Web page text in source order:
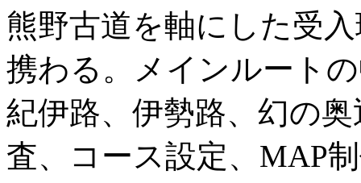
熊野古道を軸にした受
携わる。メインルート
紀伊路、伊勢路、幻の
査、コース設定、MAP